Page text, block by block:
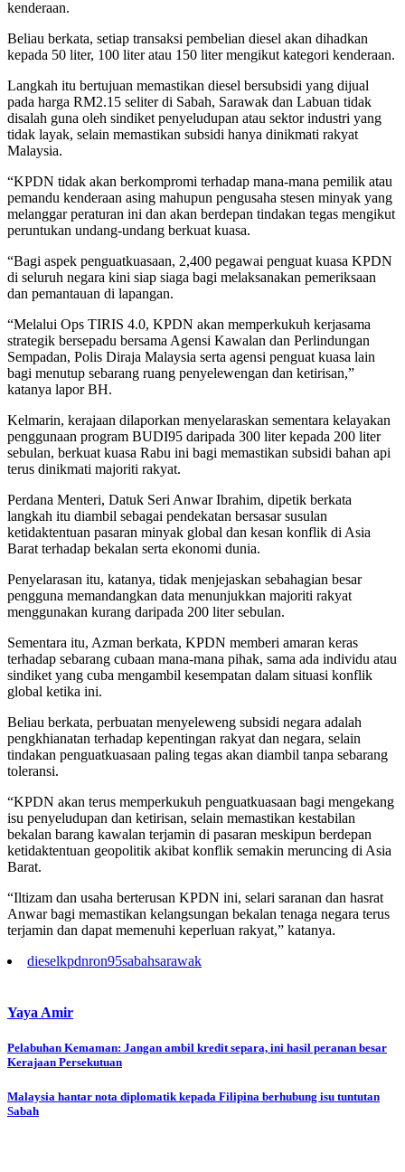
kenderaan.
Beliau berkata, setiap transaksi pembelian diesel akan dihadkan
kepada 50 liter, 100 liter atau 150 liter mengikut kategori kenderaan.
Langkah itu bertujuan memastikan diesel bersubsidi yang dijual
pada harga RM2.15 seliter di Sabah, Sarawak dan Labuan tidak
disalah guna oleh sindiket penyeludupan atau sektor industri yang
tidak layak, selain memastikan subsidi hanya dinikmati rakyat
Malaysia.
“KPDN tidak akan berkompromi terhadap mana-mana pemilik atau
pemandu kenderaan asing mahupun pengusaha stesen minyak yang
melanggar peraturan ini dan akan berdepan tindakan tegas mengikut
peruntukan undang-undang berkuat kuasa.
“Bagi aspek penguatkuasaan, 2,400 pegawai penguat kuasa KPDN
di seluruh negara kini siap siaga bagi melaksanakan pemeriksaan
dan pemantauan di lapangan.
“Melalui Ops TIRIS 4.0, KPDN akan memperkukuh kerjasama
strategik bersepadu bersama Agensi Kawalan dan Perlindungan
Sempadan, Polis Diraja Malaysia serta agensi penguat kuasa lain
bagi menutup sebarang ruang penyelewengan dan ketirisan,”
katanya lapor BH.
Kelmarin, kerajaan dilaporkan menyelaraskan sementara kelayakan
penggunaan program BUDI95 daripada 300 liter kepada 200 liter
sebulan, berkuat kuasa Rabu ini bagi memastikan subsidi bahan api
terus dinikmati majoriti rakyat.
Perdana Menteri, Datuk Seri Anwar Ibrahim, dipetik berkata
langkah itu diambil sebagai pendekatan bersasar susulan
ketidaktentuan pasaran minyak global dan kesan konflik di Asia
Barat terhadap bekalan serta ekonomi dunia.
Penyelarasan itu, katanya, tidak menjejaskan sebahagian besar
pengguna memandangkan data menunjukkan majoriti rakyat
menggunakan kurang daripada 200 liter sebulan.
Sementara itu, Azman berkata, KPDN memberi amaran keras
terhadap sebarang cubaan mana-mana pihak, sama ada individu atau
sindiket yang cuba mengambil kesempatan dalam situasi konflik
global ketika ini.
Beliau berkata, perbuatan menyeleweng subsidi negara adalah
pengkhianatan terhadap kepentingan rakyat dan negara, selain
tindakan penguatkuasaan paling tegas akan diambil tanpa sebarang
toleransi.
“KPDN akan terus memperkukuh penguatkuasaan bagi mengekang
isu penyeludupan dan ketirisan, selain memastikan kestabilan
bekalan barang kawalan terjamin di pasaran meskipun berdepan
ketidaktentuan geopolitik akibat konflik semakin meruncing di Asia
Barat.
“Iltizam dan usaha berterusan KPDN ini, selari saranan dan hasrat
Anwar bagi memastikan kelangsungan bekalan tenaga negara terus
terjamin dan dapat memenuhi keperluan rakyat,” katanya.
dieselkpdnron95sabahsarawak
Yaya Amir
Post
navigation
Pelabuhan Kemaman: Jangan ambil kredit separa, ini hasil peranan besar
Kerajaan Persekutuan
Malaysia hantar nota diplomatik kepada Filipina berhubung isu tuntutan
Sabah